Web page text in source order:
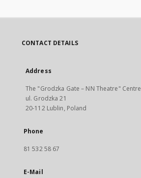
CONTACT DETAILS
Address
The "Grodzka Gate – NN Theatre" Centre
ul. Grodzka 21
20-112 Lublin, Poland
Phone
81 532 58 67
E-Mail